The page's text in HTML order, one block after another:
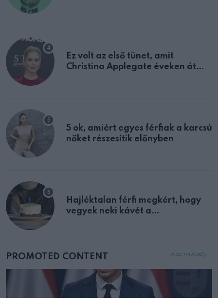
Ez volt az első tünet, amit
Christina Applegate éveken át
5 ok, amiért egyes férfiak a karcsú
nőket részesítik előnyben
Hajléktalan férfi megkért, hogy
vegyek neki kávét a